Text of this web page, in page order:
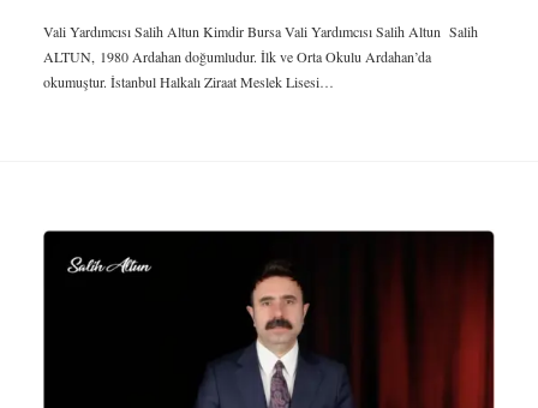
Vali Yardımcısı Salih Altun Kimdir Bursa Vali Yardımcısı Salih Altun Salih
ALTUN, 1980 Ardahan doğumludur. İlk ve Orta Okulu Ardahan’da
okumuştur. İstanbul Halkalı Ziraat Meslek Lisesi…